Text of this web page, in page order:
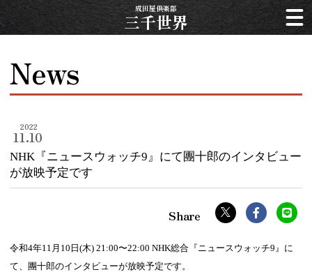
成田屋倶楽部
三千世界
News
2022
11.10
NHK『ニュースウォッチ9』にて團十郎のインタビュー
が放映予定です
令和4年11月10日(木) 21:00〜22:00 NHK総合『ニュースウォッチ9』に
て、團十郎のインタビューが放映予定です。